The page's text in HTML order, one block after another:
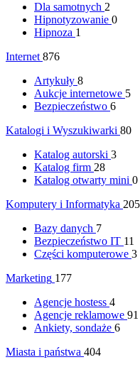
Dla samotnych 2
Hipnotyzowanie 0
Hipnoza 1
Internet 876
Artykuły 8
Aukcje internetowe 5
Bezpieczeństwo 6
Katalogi i Wyszukiwarki 80
Katalog autorski 3
Katalog firm 28
Katalog otwarty mini 0
Komputery i Informatyka 205
Bazy danych 7
Bezpieczeństwo IT 11
Części komputerowe 3
Marketing 177
Agencje hostess 4
Agencje reklamowe 91
Ankiety, sondaże 6
Miasta i państwa 404